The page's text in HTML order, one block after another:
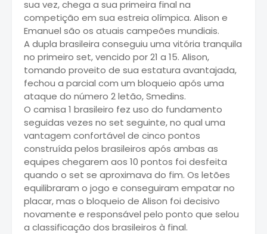
sua vez, chega a sua primeira final na
competição em sua estreia olímpica. Alison e
Emanuel são os atuais campeões mundiais.
A dupla brasileira conseguiu uma vitória tranquila
no primeiro set, vencido por 21 a 15. Alison,
tomando proveito de sua estatura avantajada,
fechou a parcial com um bloqueio após uma
ataque do número 2 letão, Smedins.
O camisa 1 brasileiro fez uso do fundamento
seguidas vezes no set seguinte, no qual uma
vantagem confortável de cinco pontos
construída pelos brasileiros após ambas as
equipes chegarem aos 10 pontos foi desfeita
quando o set se aproximava do fim. Os letões
equilibraram o jogo e conseguiram empatar no
placar, mas o bloqueio de Alison foi decisivo
novamente e responsável pelo ponto que selou
a classificação dos brasileiros à final.